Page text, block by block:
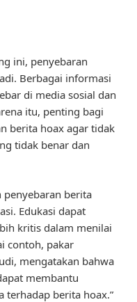
ini, penyebaran
Berbagai informasi
di media sosial dan
itu, penting bagi
berita hoax agar tidak
tidak benar dan
penyebaran berita
Edukasi dapat
kritis dalam menilai
contoh, pakar
mengatakan bahwa
membantu
terhadap berita hoax.”